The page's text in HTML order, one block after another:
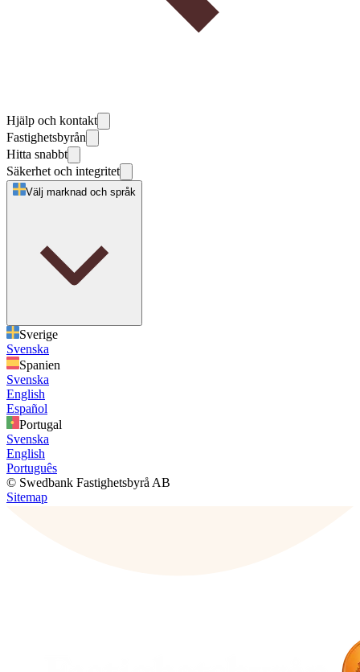
Hjälp och kontakt
Fastighetsbyrån
Hitta snabbt
Säkerhet och integritet
Välj marknad och språk
Sverige
Svenska
Spanien
Svenska
English
Español
Portugal
Svenska
English
Português
© Swedbank Fastighetsbyrå AB
Sitemap